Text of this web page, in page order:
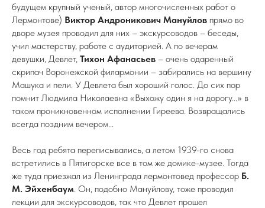
будущем крупный ученый, автор многочисленных работ о
Лермонтове) Виктор Андроникович Мануйлов прямо во
дворе музея проводил для них – экскурсоводов – беседы,
учил мастерству, работе с аудиторией. А по вечерам
девушки, Девлет, Тихон Афанасьев – очень одаренный
скрипач Воронежской филармонии – забирались на вершину
Машука и пели. У Девлета был хороший голос. До сих пор
помнит Людмила Николаевна «Выхожу один я на дорогу...» в
таком проникновенном исполнении Гиреева. Возвращались
всегда поздним вечером...
Весь год ребята переписывались, а летом 1939-го снова
встретились в Пятигорске все в том же домике-музее. Тогда
же туда приезжал из Ленинграда лермонтовед профессор Б.
М. Эйхенбаум. Он, подобно Мануйлову, тоже проводил
лекции для экскурсоводов, так что Девлет прошел